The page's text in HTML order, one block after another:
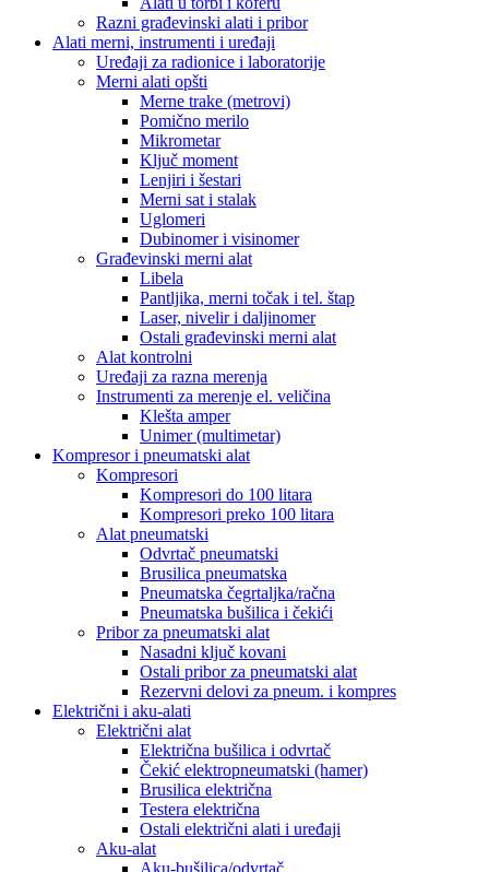
Razni građevinski alati i pribor
Alati merni, instrumenti i uređaji
Uređaji za radionice i laboratorije
Merni alati opšti
Merne trake (metrovi)
Pomično merilo
Mikrometar
Ključ moment
Lenjiri i šestari
Merni sat i stalak
Uglomeri
Dubinomer i visinomer
Građevinski merni alat
Libela
Pantljika, merni točak i tel. štap
Laser, nivelir i daljinomer
Ostali građevinski merni alat
Alat kontrolni
Uređaji za razna merenja
Instrumenti za merenje el. veličina
Klešta amper
Unimer (multimetar)
Kompresor i pneumatski alat
Kompresori
Kompresori do 100 litara
Kompresori preko 100 litara
Alat pneumatski
Odvrtač pneumatski
Brusilica pneumatska
Pneumatska čegrtaljka/račna
Pneumatska bušilica i čekići
Pribor za pneumatski alat
Nasadni ključ kovani
Ostali pribor za pneumatski alat
Rezervni delovi za pneum. i kompres
Električni i aku-alati
Električni alat
Električna bušilica i odvrtač
Čekić elektropneumatski (hamer)
Brusilica električna
Testera električna
Ostali električni alati i uređaji
Aku-alat
Aku-bušilica/odvrtač